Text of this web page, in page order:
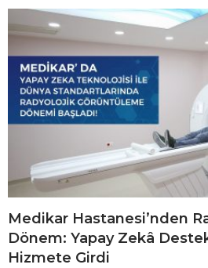
Medikar Hastanesi’nden
Dönem: Yapay Zekâ
Hizmete Girdi